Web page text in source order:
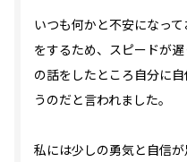
いつも何かと不安になっ
をするため、スピードが
の話をしたところ自分に
うのだと言われました。
私には少しの勇気と自信